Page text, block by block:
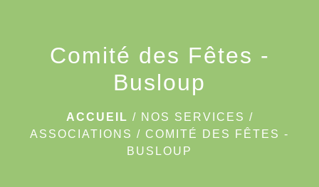
Comité des Fêtes -
Busloup
ACCUEIL / NOS SERVICES /
ASSOCIATIONS / COMITÉ DES FÊTES -
BUSLOUP